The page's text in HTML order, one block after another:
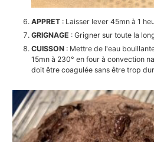
APPRET : Laisser lever 45mn à 1
GRIGNAGE : Grigner sur toute la
CUISSON : Mettre de l'eau
15mn à 230° en four à convection
doit être coagulée sans être trop